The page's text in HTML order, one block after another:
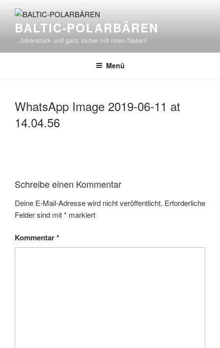
Inhalt
springenBALTIC-POLARBÄREN
…bärenstark und ganz sicher mit roten Nasen!
Menü
WhatsApp Image 2019-06-11 at
14.04.56
Schreibe einen Kommentar
Deine E-Mail-Adresse wird nicht veröffentlicht. Erforderliche
Felder sind mit* markiert
Kommentar*